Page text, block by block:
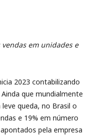
em unidades e
2023 contabilizando
que mundialmente
queda, no Brasil o
e 19% em número
pela empresa